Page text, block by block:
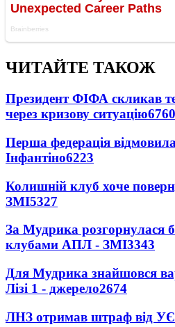
ЧИТАЙТЕ ТАКОЖ
Президент ФІФА скликав
через кризову ситуацію6760
Перша федерація
Інфантіно6223
Колишній клуб хоче
ЗМІ5327
За Мудрика розгорнулася
клубами АПЛ - ЗМІ3343
Для Мудрика знайшовся
Лізі 1 - джерело2674
ЛНЗ отримав штраф від